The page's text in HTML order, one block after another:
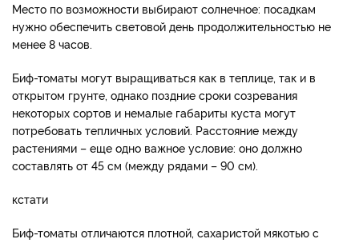
Место по возможности выбирают солнечное: посадкам
нужно обеспечить световой день продолжительностью не
менее 8 часов.
Биф-томаты могут выращиваться как в теплице, так и в
открытом грунте, однако поздние сроки созревания
некоторых сортов и немалые габариты куста могут
потребовать тепличных условий. Расстояние между
растениями – еще одно важное условие: оно должно
составлять от 45 см (между рядами – 90 см).
кстати
Биф-томаты отличаются плотной, сахаристой мякотью с